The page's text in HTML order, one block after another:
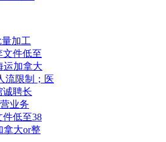
加工
文件低至
运加拿大
流限制；医
诚聘长
业务
低至38
拿大or整